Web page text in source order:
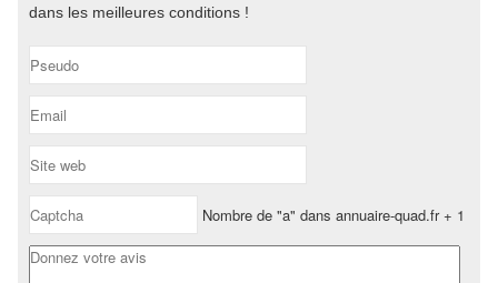
dans les meilleures conditions !
Nombre de "a" dans annuaire-quad.fr + 1